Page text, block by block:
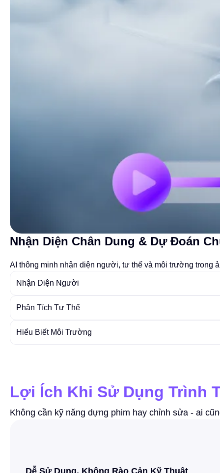
Nhận Diện Chân Dung & Dự Đoán
AI thông minh nhận diện người, tư thế và môi trường trong
Nhận Diện Người
Phân Tích Tư Thế
Hiểu Biết Môi Trường
Lợi Ích Khi Sử Dụng Trình
Không cần kỹ năng dựng phim hay chỉnh sửa - ai
Dễ Sử Dụng, Không Rào Cản Kỹ Thuật